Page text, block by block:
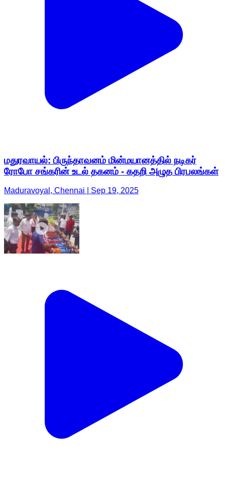
மதுரவாயல்: பிருந்தாவனம் மின்மயானத்தில் நடிகர்
ரோபோ சங்கரின் உடல் தகனம் - கதறி அழுத பிரபலங்கள்
Maduravoyal, Chennai | Sep 19, 2025